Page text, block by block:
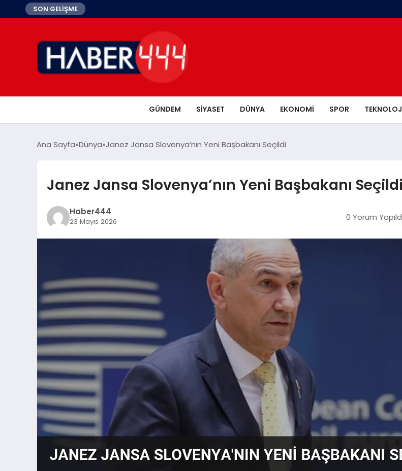
SON GELİŞME
GÜNDEM SIYASET DÜNYA EKONOMI SPOR
Ana Sayfa Dünya Janez Jansa Slovenya’nın Yeni Başbakanı Seçildi
Janez Jansa Slovenya’nın Yeni Başbakanı Seçildi
Haber444
23 Mayıs 2026 0 Yorum